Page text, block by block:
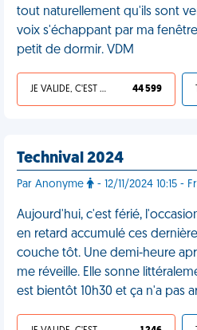
tout naturellement qu'ils sont
voix s'échappant par ma
petit de dormir. VDM
JE VALIDE, C'EST UNE VDM 44 599
Technival 2024
Par Anonyme - 12/11/2024 10:15 -
Aujourd'hui, c'est férié,
en retard accumulé ces
couche tôt. Une demi-heure
me réveille. Elle sonne
est bientôt 10h30 et ça n'a pas